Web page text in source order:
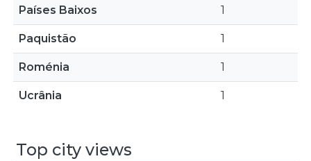
Países Baixos 1
Paquistão 1
Roménia 1
Ucrânia 1
Top city views